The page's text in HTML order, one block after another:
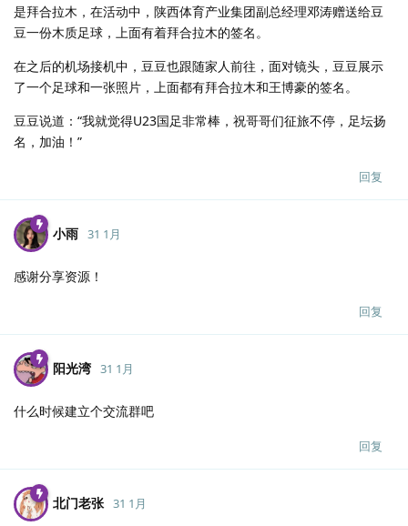
是拜合拉木，在活动中，陕西体育产业集团副总经理邓涛赠送给豆
豆一份木质足球，上面有着拜合拉木的签名。
在之后的机场接机中，豆豆也跟随家人前往，面对镜头，豆豆展示
了一个足球和一张照片，上面都有拜合拉木和王博豪的签名。
豆豆说道：“我就觉得U23国足非常棒，祝哥哥们征旅不停，足坛扬
名，加油！”
回复
小雨 31 1月
感谢分享资源！
回复
阳光湾 31 1月
什么时候建立个交流群吧
回复
北门老张 31 1月